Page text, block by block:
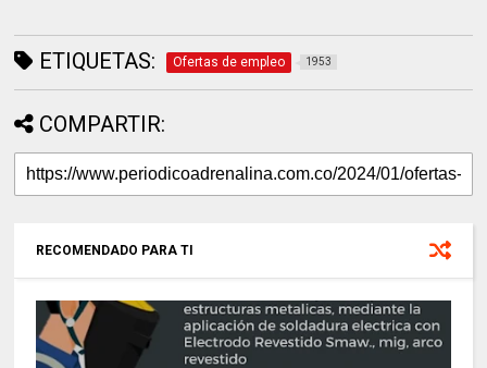
ETIQUETAS: Ofertas de empleo 1953
COMPARTIR:
RECOMENDADO PARA TI